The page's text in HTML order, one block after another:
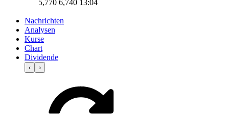
5,770 6,740 13:04
Nachrichten
Analysen
Kurse
Chart
Dividende
‹ ›